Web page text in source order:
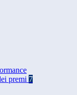
premi 7